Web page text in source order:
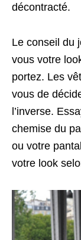
décontracté.
Le conseil du
vous votre
portez. Les
vous de
l’inverse.
chemise du
ou votre
votre look